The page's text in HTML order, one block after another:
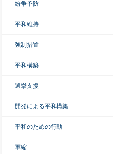
紛争予防
平和維持
強制措置
平和構築
選挙支援
開発による平和構築
平和のための行動
軍縮